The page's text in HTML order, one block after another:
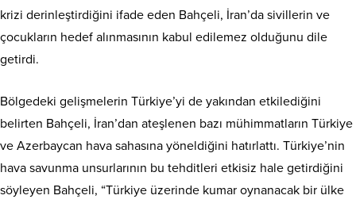
krizi derinleştirdiğini ifade eden Bahçeli, İran’da sivillerin ve
çocukların hedef alınmasının kabul edilemez olduğunu dile
getirdi.
Bölgedeki gelişmelerin Türkiye’yi de yakından etkilediğini
belirten Bahçeli, İran’dan ateşlenen bazı mühimmatların Türkiye
ve Azerbaycan hava sahasına yöneldiğini hatırlattı. Türkiye’nin
hava savunma unsurlarının bu tehditleri etkisiz hale getirdiğini
söyleyen Bahçeli, “Türkiye üzerinde kumar oynanacak bir ülke